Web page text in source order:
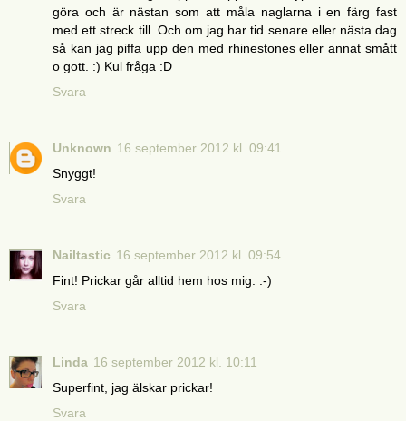
göra och är nästan som att måla naglarna i en färg fast
med ett streck till. Och om jag har tid senare eller nästa dag
så kan jag piffa upp den med rhinestones eller annat smått
o gott. :) Kul fråga :D
Svara
Unknown 16 september 2012 kl. 09:41
Snyggt!
Svara
Nailtastic 16 september 2012 kl. 09:54
Fint! Prickar går alltid hem hos mig. :-)
Svara
Linda 16 september 2012 kl. 10:11
Superfint, jag älskar prickar!
Svara